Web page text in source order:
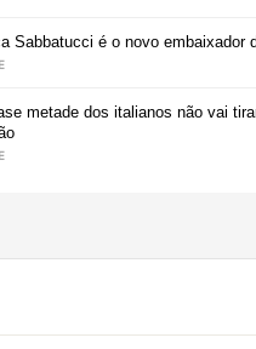
Sabbatucci é o novo embaixador
metade dos italianos não vai